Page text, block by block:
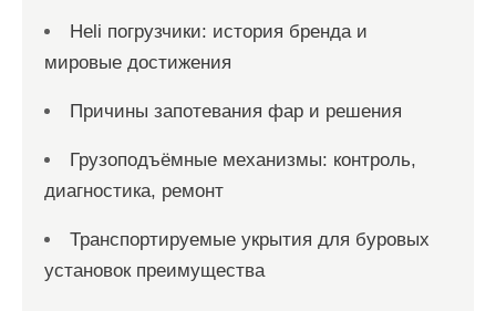
Heli погрузчики: история бренда и
мировые достижения
Причины запотевания фар и решения
Грузоподъёмные механизмы: контроль,
диагностика, ремонт
Транспортируемые укрытия для буровых
установок преимущества